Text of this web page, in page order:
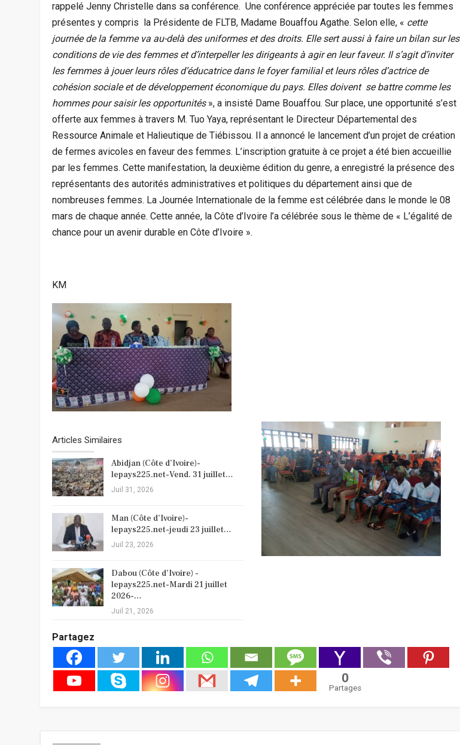
rappelé Jenny Christelle dans sa conférence. Une conférence appréciée par toutes les femmes
présentes y compris la Présidente de FLTB, Madame Bouaffou Agathe. Selon elle, « cette
journée de la femme va au-delà des uniformes et des droits. Elle sert aussi à faire un bilan sur les
conditions de vie des femmes et d’interpeller les dirigeants à agir en leur faveur. Il s’agit d’inviter
les femmes à jouer leurs rôles d’éducatrice dans le foyer familial et leurs rôles d’actrice de
cohésion sociale et de développement économique du pays. Elles doivent se battre comme les
hommes pour saisir les opportunités», a insisté Dame Bouaffou. Sur place, une opportunité s’est
offerte aux femmes à travers M. Tuo Yaya, représentant le Directeur Départemental des
Ressource Animale et Halieutique de Tiébissou. Il a annoncé le lancement d’un projet de création
de fermes avicoles en faveur des femmes. L’inscription gratuite à ce projet a été bien accueillie
par les femmes. Cette manifestation, la deuxième édition du genre, a enregistré la présence des
représentants des autorités administratives et politiques du département ainsi que de
nombreuses femmes. La Journée Internationale de la femme est célébrée dans le monde le 08
mars de chaque année. Cette année, la Côte d’Ivoire l’a célébrée sous le thème de « L’égalité de
chance pour un avenir durable en Côte d’Ivoire ».
KM
Articles Similaires
Abidjan (Côte d’Ivoire)-
lepays225.net-Vend. 31 juillet…
Juil 31, 2026
Man (Côte d’Ivoire)-
lepays225.net-jeudi 23 juillet…
Juil 23, 2026
Dabou (Côte d’Ivoire) -
lepays225.net-Mardi 21 juillet
2026-…
Juil 21, 2026
Partagez
0
Partages